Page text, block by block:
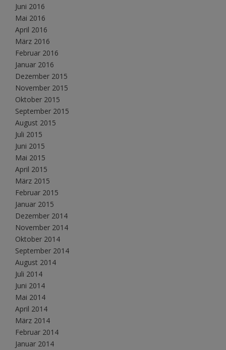
Juni 2016
Mai 2016
April 2016
März 2016
Februar 2016
Januar 2016
Dezember 2015
November 2015
Oktober 2015
September 2015
August 2015
Juli 2015
Juni 2015
Mai 2015
April 2015
März 2015
Februar 2015
Januar 2015
Dezember 2014
November 2014
Oktober 2014
September 2014
August 2014
Juli 2014
Juni 2014
Mai 2014
April 2014
März 2014
Februar 2014
Januar 2014